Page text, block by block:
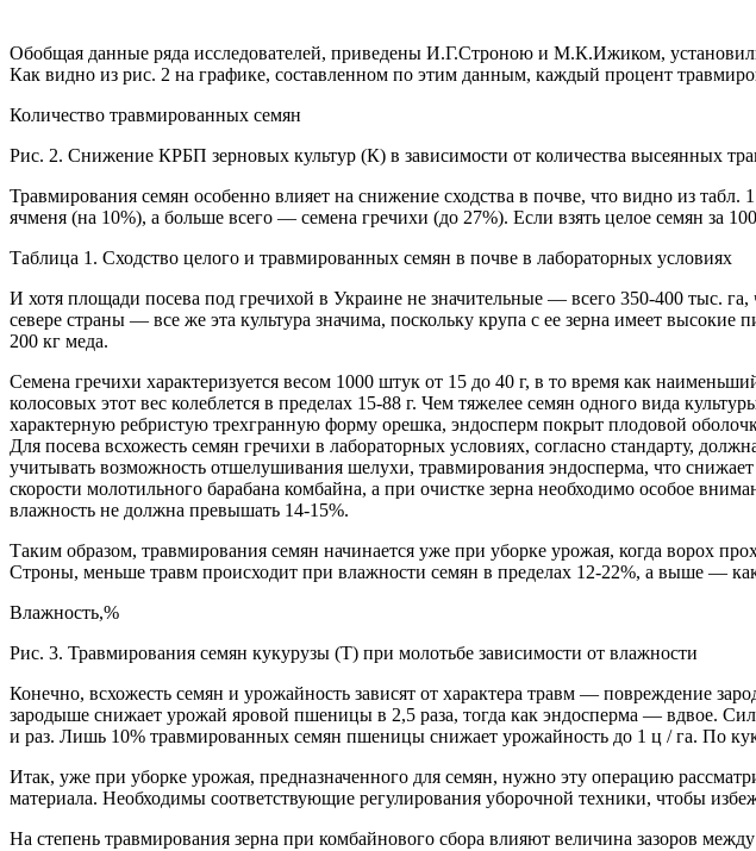
Обобщая данные ряда исследователей, приведены И.Г.Строною и М.К.Ижиком,
Как видно из рис. 2 на графике, составленном по этим данным, каждый процент
Количество травмированных семян
Рис. 2. Снижение КРБП зерновых культур (К) в зависимости от количества высеянных
Травмирования семян особенно влияет на снижение сходства в почве, что видно из
ячменя (на 10%), а больше всего — семена гречихи (до 27%). Если взять целое семян за
Таблица 1. Сходство целого и травмированных семян в почве в лабораторных условиях
И хотя площади посева под гречихой в Украине не значительные — всего 350-400 тыс. га,
севере страны — все же эта культура значима, поскольку крупа с ее зерна имеет
200 кг меда.
Семена гречихи характеризуется весом 1000 штук от 15 до 40 г, в то время как
колосовых этот вес колеблется в пределах 15-88 г. Чем тяжелее семян одного вида
характерную ребристую трехгранную форму орешка, эндосперм покрыт плодовой
Для посева всхожесть семян гречихи в лабораторных условиях, согласно стандарту,
учитывать возможность отшелушивания шелухи, травмирования эндосперма, что
скорости молотильного барабана комбайна, а при очистке зерна необходимо особое
влажность не должна превышать 14-15%.
Таким образом, травмирования семян начинается уже при уборке урожая, когда ворох
Строны, меньше травм происходит при влажности семян в пределах 12-22%, а выше —
Влажность,%
Рис. 3. Травмирования семян кукурузы (Т) при молотьбе зависимости от влажности
Конечно, всхожесть семян и урожайность зависят от характера травм — повреждение
зародыше снижает урожай яровой пшеницы в 2,5 раза, тогда как эндосперма — вдвое.
и раз. Лишь 10% травмированных семян пшеницы снижает урожайность до 1 ц / га. По
Итак, уже при уборке урожая, предназначенного для семян, нужно эту операцию
материала. Необходимы соответствующие регулирования уборочной техники, чтобы
На степень травмирования зерна при комбайнового сбора влияют величина зазоров